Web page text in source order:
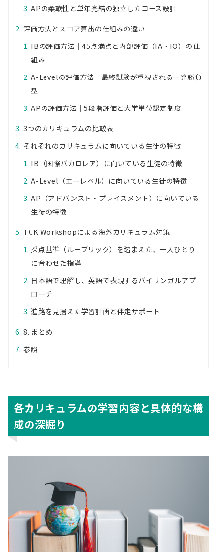
APの柔軟性と単年完結の独立したコース設計
評価方法とスコア算出の仕組みの違い
IBの評価方法｜45点満点と内部評価（IA・IO）の仕
組み
A-Levelの評価方法｜最終試験が重視される一発勝負
型
APの評価方法｜5段階評価と大学単位認定制度
3つのカリキュラムの比較表
それぞれのカリキュラムに向いている生徒の特徴
IB（国際バカロレア）に向いている生徒の特徴
A-Level（エーレベル）に向いている生徒の特徴
AP（アドバンスト・プレイスメント）に向いている
生徒の特徴
TCK Workshopによる海外カリキュラム対策
採点基準（ルーブリック）を踏まえた、一人ひとり
に合わせた指導
日本語で理解し、英語で表現するバイリンガルアプ
ローチ
進路を見据えた学習計画と伴走サポート
8. まとめ
参照
各カリキュラムの学習内容と具体的な構
成の深掘り